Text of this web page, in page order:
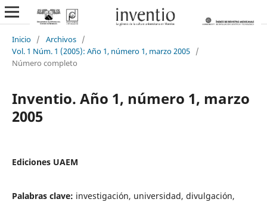
Inicio / Archivos /
Vol. 1 Núm. 1 (2005): Año 1, número 1, marzo 2005 /
Número completo
Inventio. Año 1, número 1, marzo
2005
Ediciones UAEM
Palabras clave: investigación, universidad, divulgación,